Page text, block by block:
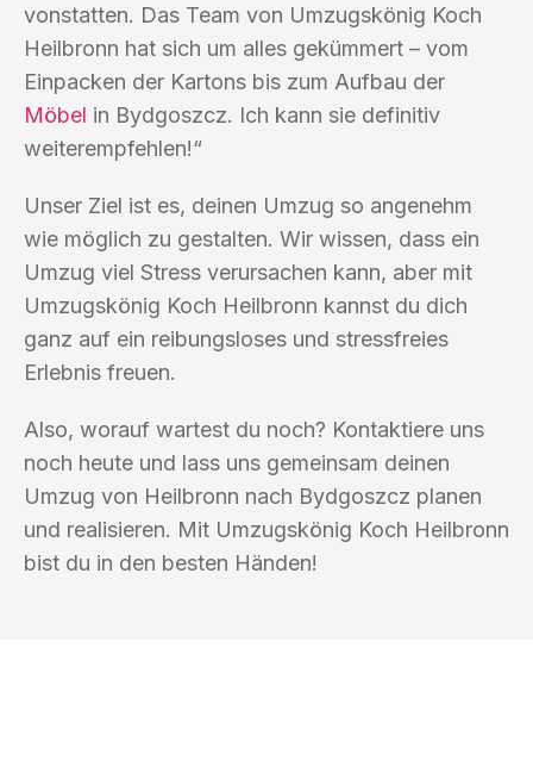
vonstatten. Das Team von Umzugskönig Koch
Heilbronn hat sich um alles gekümmert – vom
Einpacken der Kartons bis zum Aufbau der
Möbel in Bydgoszcz. Ich kann sie definitiv
weiterempfehlen!“
Unser Ziel ist es, deinen Umzug so angenehm
wie möglich zu gestalten. Wir wissen, dass ein
Umzug viel Stress verursachen kann, aber mit
Umzugskönig Koch Heilbronn kannst du dich
ganz auf ein reibungsloses und stressfreies
Erlebnis freuen.
Also, worauf wartest du noch? Kontaktiere uns
noch heute und lass uns gemeinsam deinen
Umzug von Heilbronn nach Bydgoszcz planen
und realisieren. Mit Umzugskönig Koch Heilbronn
bist du in den besten Händen!